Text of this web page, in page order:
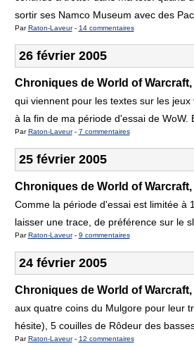
sortir ses Namco Museum avec des
ParRaton-Laveur- 14 commentaires
26 février 2005
Chroniques de World of
qui viennent pour les textes sur les
à la fin de ma période d'essai de WoW.
ParRaton-Laveur- 7 commentaires
25 février 2005
Chroniques de World of
Comme la période d'essai est limitée à
laisser une trace, de préférence sur le
ParRaton-Laveur- 9 commentaires
24 février 2005
Chroniques de World of
aux quatre coins du Mulgore pour leur
hésite), 5 couilles de Rôdeur des
ParRaton-Laveur- 12 commentaires